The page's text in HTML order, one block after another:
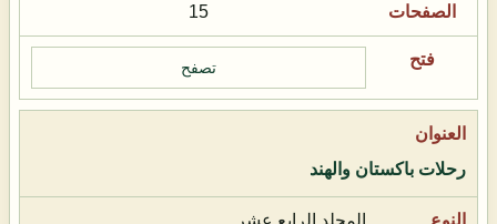
15
تصفح
رحلات باكستان والهند
المجلد الرابع عشر